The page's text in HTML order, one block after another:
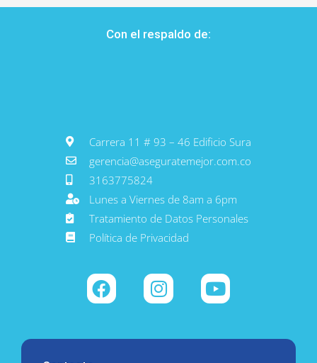
Con el respaldo de:
Carrera 11 # 93 – 46 Edificio Sura
gerencia@aseguratemejor.com.co
3163775824
Lunes a Viernes de 8am a 6pm
Tratamiento de Datos Personales
Política de Privacidad